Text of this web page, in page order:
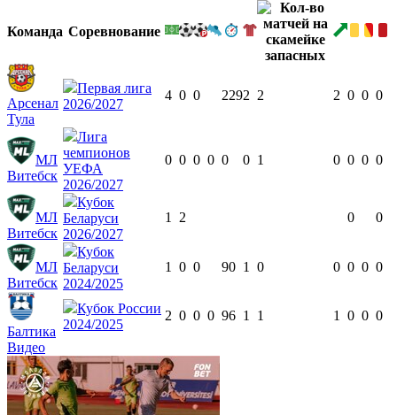
Команда Соревнование
Арсенал
Тула
Первая лига
2026/2027
4 0 0 2292 2 2 0 0 0
МЛ
Витебск
Лига
чемпионов
УЕФА
2026/2027
0 0 0 0 0 0 1 0 0 0 0
МЛ
Витебск
Кубок
Беларуси
2026/2027
1 2 0 0
МЛ
Витебск
Кубок
Беларуси
2024/2025
1 0 0 90 1 0 0 0 0 0
Балтика
Кубок России
2024/2025
2 0 0 0 96 1 1 1 0 0 0
Видео